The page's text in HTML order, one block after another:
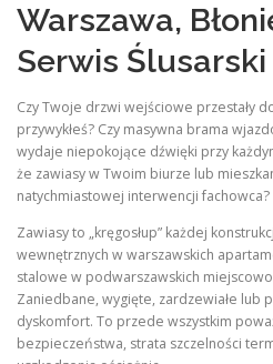
Warszawa,
Serwis Ślusarski
Czy Twoje drzwi wejściowe przestały
przywykłeś? Czy masywna brama
wydaje niepokojące dźwięki przy
że zawiasy w Twoim biurze lub
natychmiastowej interwencji fachowca?
Zawiasy to „kręgosłup” każdej
wewnętrznych w warszawskich
stalowe w podwarszawskich
Zaniedbane, wygięte, zardzewiałe lub
dyskomfort. To przede wszystkim
bezpieczeństwa, strata szczelności